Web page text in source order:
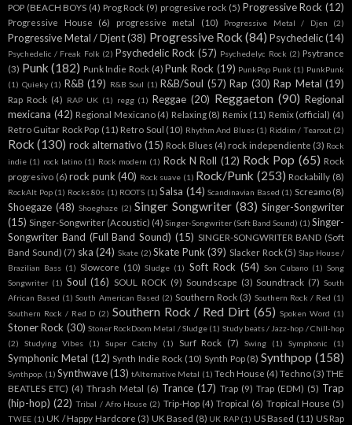
POP (BEACH BOYS (4) Prog Rock (9) progresive rock (5) Progressive Rock (12)
Progressive House (6) progressive metal (10) Progressive Metal / Djen (2)
Progressive Metal / Djent (38) Progressive Rock (84) Psychedelic(14)
Psychedelic / Freak Folk (2) Psychedelic Rock (57) Psychedelyc Rock (2) Psytrance
(3) Punk (182) Punk Indie Rock (4) Punk Rock (19) PunkPop Punk (1) PunkPunk
(1) Quieky (1) R&B (19) R&B Soul (1) R&B/Soul (57) Rap (30) Rap Metal (19)
Rap Rock (4) RAP UK (1) regg (1) Reggae (20) Reggaeton (90) Regional
mexicana (42) Regional Mexicano (4) Relaxing (8) Remix (11) Remix (official) (4)
Retro Guitar Rock Pop (11) Retro Soul (10) Rhythm And Blues (1) Riddim / Tearout (2)
Rock (130) rock alternativo (15) Rock Blues (4) rock independiente (3) Rock
indie (1) rock latino (1) Rock modern (1) Rock N Roll (12) Rock Pop (65) Rock
progresivo (6) rock punk (40) Rock suave (1) Rock/Punk (253) Rockabilly (8)
RockAlt Pop (1) Rocks 80s (1) ROOTS (1) Salsa (14) Scandinavian Based (1) Screamo (8)
Shoegaze (48) Shoeghaze (2) Singer Songwriter (83) Singer-Songwriter
(15) Singer-Songwriter (Acoustic) (4) Singer-Songwriter (Soft Band Sound) (1) Singer-
Songwriter Band (Full Band Sound) (15) SINGER-SONGWRITER BAND (Soft
Band Sound) (7) ska (24) Skate (2) Skate Punk (39) Slacker Rock (5) Slap House /
Brazilian Bass (1) Slowcore (10) Sludge (1) Soft Rock (54) Son Cubano (1) Song
Songwriter (1) Soul (16) SOUL ROCK (9) Soundscape (3) Soundtrack (7) South
African Based (1) South American Based (2) Southern Rock (3) Southern Rock / Red (1)
Southern Rock / Red D (2) Southern Rock / Red Dirt (65) Spoken Word (1)
Stoner Rock (30) Stoner RockDoom Metal / Sludge (1) Study beats / Jazz-hop / Chill-hop
(2)
Studying Vibes (1) Super Catchy (1) Surf Rock (7) Swing (1) Symphonic (1)
Symphonic Metal (12) Synth Indie Rock (10) Synth Pop (8) Synthpop (158)
Synthpop. (1) Synthwave (13) tAlternative Metal (1) Tech House (4) Techno (3) THE
BEATLES ETC) (4) Thrash Metal (6) Trance (17) Trap (9) Trap (EDM) (5) Trap
(hip-hop) (22) Tribal / Afro House (2) Trip-Hop (4) Tropical (6) Tropical House (5)
TWEE (1) UK / Happy Hardcore (3) UK Based (8) UK RAP (1) US Based (11) US Rap